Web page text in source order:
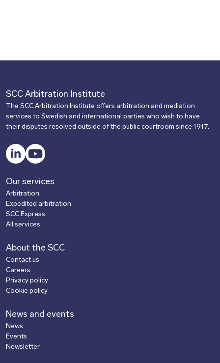
SCC Arbitration Institute
The SCC Arbitration Institute offers arbitration and mediation
services to Swedish and international parties who wish to have
their disputes resolved outside of the public courtroom since 1917.
LinkedInYouTube
Our services
Arbitration
Expedited arbitration
SCC Express
All services
About the SCC
Contact us
Careers
Privacy policy
Cookie policy
News and events
News
Events
Newsletter